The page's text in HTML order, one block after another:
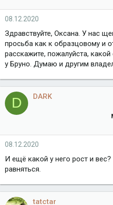
08.12.2020
Здравствуйте, Оксана. У нас
просьба как к образцовому и
расскажите, пожалуйста,
у Бруно. Думаю и другим
D DARK
08.12.2020
И ещё какой у него рост и
равняться.
tatctar